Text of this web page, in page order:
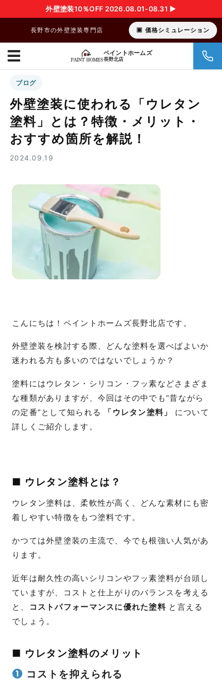
外壁塗装10％OFF 2026.08.01-08.31 ▶︎
長野市の外壁塗装専門店 価格シミュレーション
ペイントホームズ
長野北店
☰
ブログ
外壁塗装に使われる「ウレタン
塗料」とは？特徴・メリット・
おすすめ箇所を解説！
2024.09.19
こんにちは！ペイントホームズ長野北店です。
外壁塗装を検討する際、どんな塗料を選べばよいか
迷われる方も多いのではないでしょうか？
塗料にはウレタン・シリコン・フッ素などさまざま
な種類がありますが、今回はその中でも“昔ながら
の定番”として知られる
「ウレタン塗料」
について
詳しくご紹介します。
■ ウレタン塗料とは？
ウレタン塗料は、柔軟性が高く、どんな素材にも密
着しやすい特徴をもつ塗料です。
かつては外壁塗装の主流で、今でも根強い人気があ
ります。
近年は耐久性の高いシリコンやフッ素塗料が台頭し
ていますが、コストと仕上がりのバランスを考える
と、
コストパフォーマンスに優れた塗料 と言える
でしょう。
■ ウレタン塗料のメリット
コストを抑えられる